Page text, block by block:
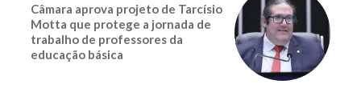
Câmara aprova projeto de Tarcísio
Motta que protege a jornada de
trabalho de professores da
educação básica